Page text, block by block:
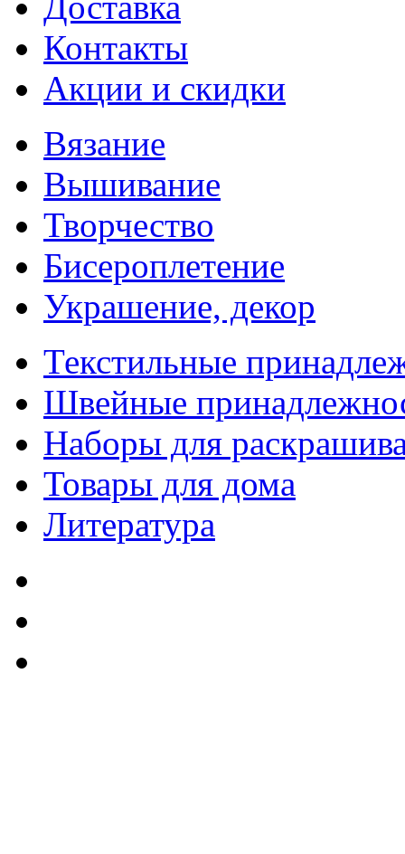
Контакты
Акции и скидки
Вязание
Вышивание
Творчество
Бисероплетение
Украшение, декор
Текстильные
Швейные
Наборы для
Товары для дома
Литература